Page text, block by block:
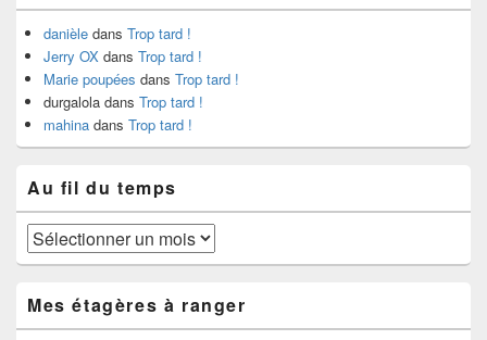
danièle dans Trop tard !
Jerry OX dans Trop tard !
Marie poupées dans Trop tard !
durgalola dans Trop tard !
mahina dans Trop tard !
Au fil du temps
Au
fil
temps
Mes étagères à ranger